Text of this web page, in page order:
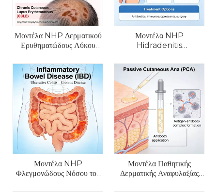
Μοντέλα NHP Δερματικού
Ερυθηματώδους Λύκου
Μοντέλα NHP
Hidradenitis
Μοντέλα NHP
Φλεγμονώδους Νόσου του
Μοντέλα Παθητικής
Δερματικής Αναφυλαξίας